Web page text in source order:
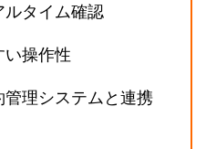
ルタイム確認
い操作性
管理システムと連携